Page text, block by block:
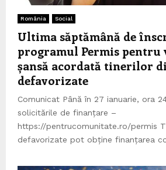
România Social
Ultima săptămână de
programul Permis pentru
șansă acordată tinerilor
defavorizate
Comunicat Până în 27 ianuarie, ora
solicitările de finanțare –
https://pentrucomunitate.ro/permis
defavorizate pot obține finanțarea